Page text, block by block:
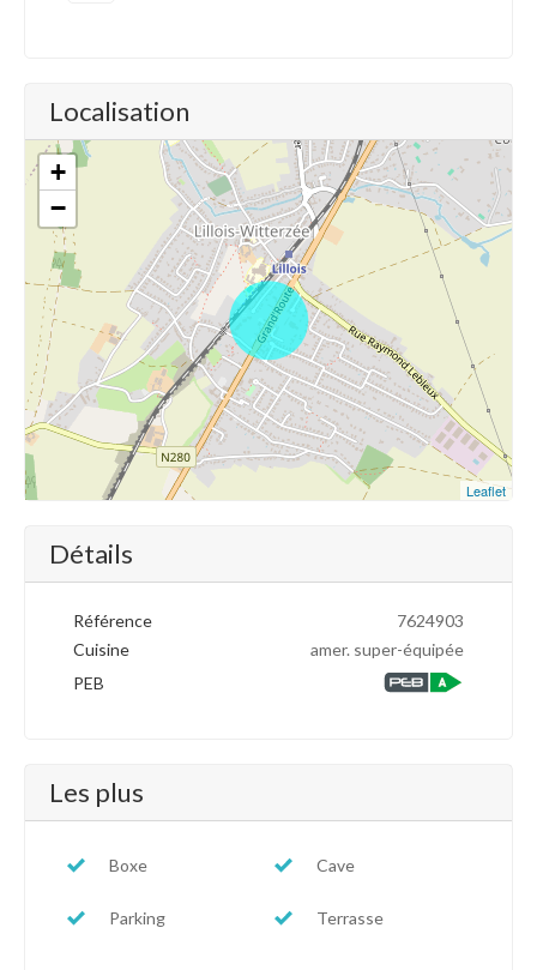
Localisation
+
−
Leaflet
Détails
Référence
7624903
Cuisine
amer. super-équipée
PEB
Les plus
Boxe Cave
Parking Terrasse